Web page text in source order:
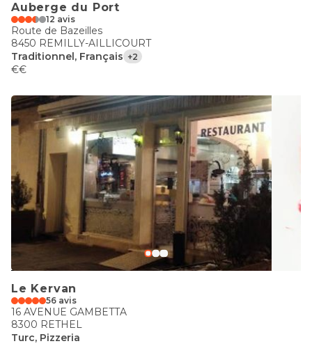
Auberge du Port
12 avis
Route de Bazeilles
8450 REMILLY-AILLICOURT
Traditionnel, Français +2
€€
Le Kervan
56 avis
16 AVENUE GAMBETTA
8300 RETHEL
Turc, Pizzeria